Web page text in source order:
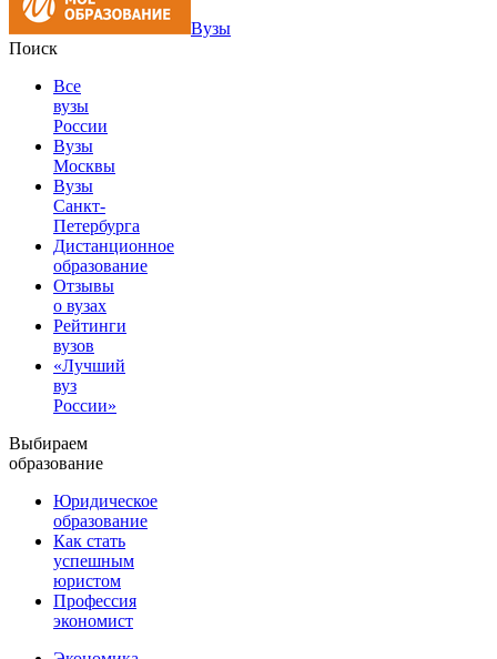
Вузы
Поиск
Все
вузы
России
Вузы
Москвы
Вузы
Санкт-
Петербурга
Дистанционное
образование
Отзывы
о вузах
Рейтинги
вузов
«Лучший
вуз
России»
Выбираем
образование
Юридическое
образование
Как стать
успешным
юристом
Профессия
экономист